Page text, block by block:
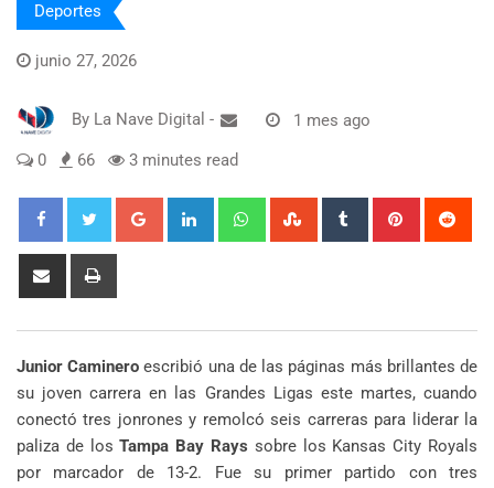
Deportes
junio 27, 2026
By La Nave Digital - 1 mes ago
0 66 3 minutes read
Google+ LinkedIn WhatsappStumbleUpon
Tumblr Pinterest
Share
Junior Caminero escribió una de las páginas más brillantes de
su joven carrera en las Grandes Ligas este martes, cuando
conectó tres jonrones y remolcó seis carreras para liderar la
paliza de losTampa Bay Rays sobre los Kansas City Royals
por marcador de 13-2. Fue su primer partido con tres